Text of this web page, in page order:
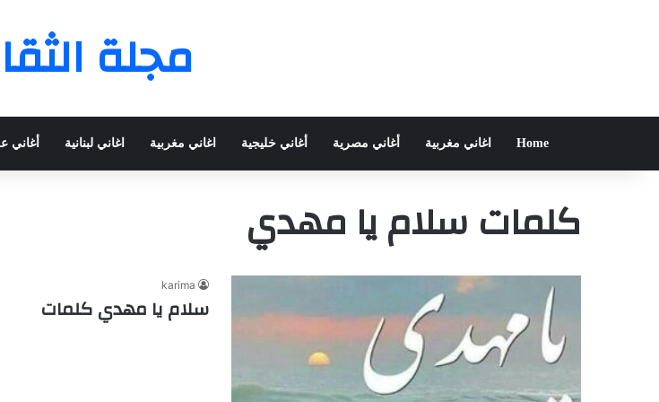
مجلة
Home اغاني مغربية أغاني مصرية أغاني خليجية اغاني مغربية اغاني لبنانية أغاني
كلمات سلام يا مهدي
karima
سلام يا مهدي كلمات